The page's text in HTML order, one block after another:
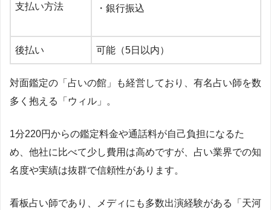
支払い方法
・銀行振込
後払い 可能（5日以内）
対面鑑定の「占いの館」も経営しており、有名占い師を数
多く抱える「ウィル」。
1分220円からの鑑定料金や通話料が自己負担になるた
め、他社に比べて少し費用は高めですが、占い業界での知
名度や実績は抜群で信頼性があります。
看板占い師であり、メディにも多数出演経験がある「天河